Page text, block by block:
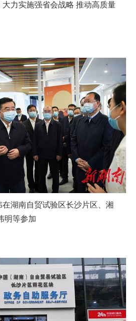
大力实施强省会战略 推动高质量
在湖南自贸试验区长沙片区、湘
明等参加